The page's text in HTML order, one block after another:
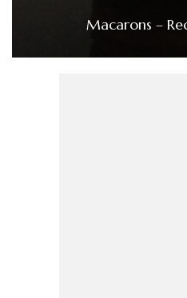
Macarons –